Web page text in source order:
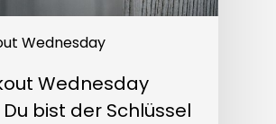
Wednesday
Wednesday
bist der Schlüssel